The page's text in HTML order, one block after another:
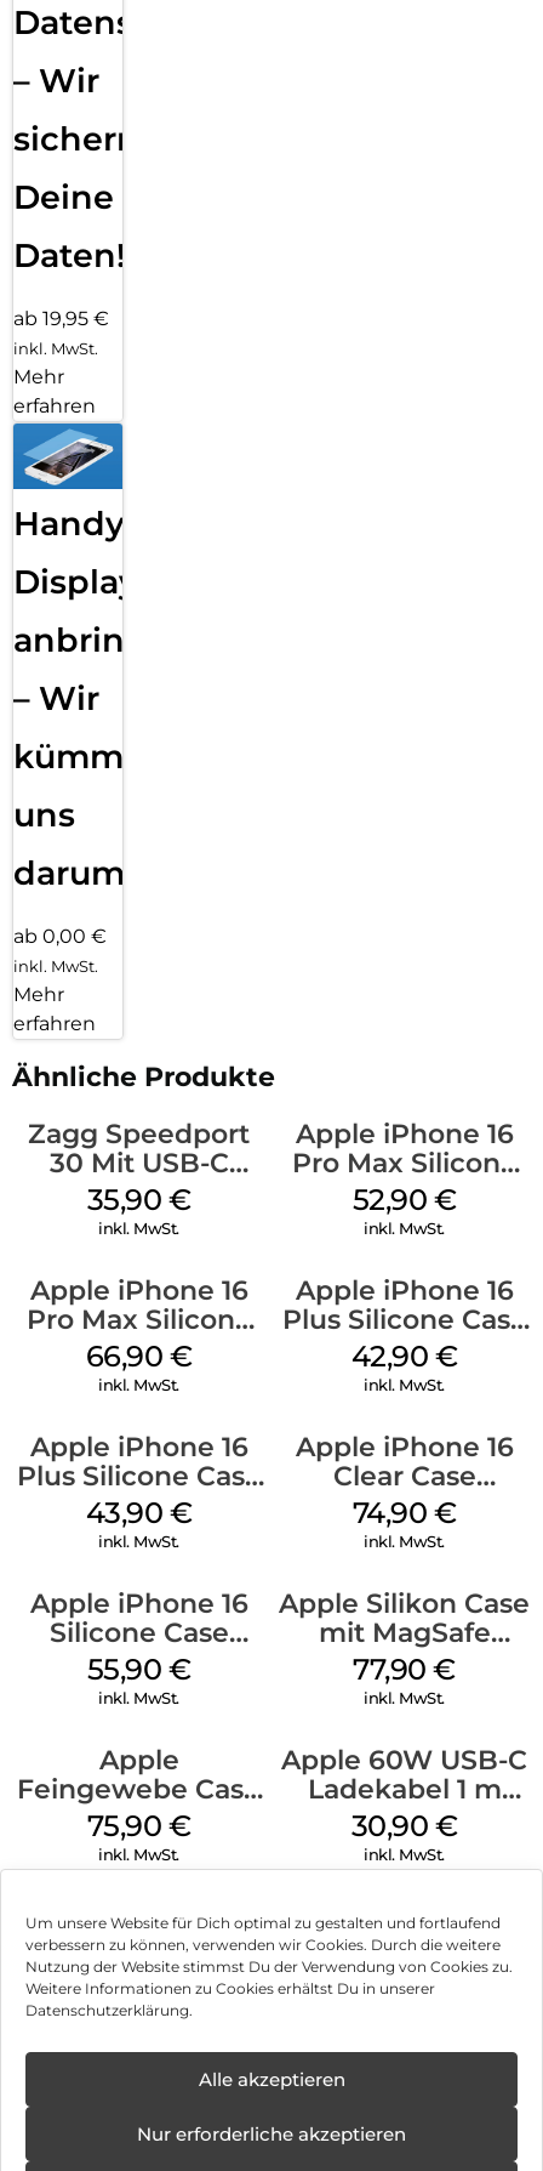
Um unsere Website für Dich optimal zu gestalten und fortlaufend
verbessern zu können, verwenden wir Cookies. Durch die weitere
Nutzung der Website stimmst Du der Verwendung von Cookies zu.
Weitere Informationen zu Cookies erhältst Du in unserer
Datenschutzerklärung.
Alle akzeptieren
Nur erforderliche akzeptieren
Datensicherung
– Wir
sichern
Deine
Daten!
ab 19,95 €
inkl. MwSt.
Mehr
erfahren
Handy
Displayfolie
anbringen
– Wir
kümmern
uns
darum!
ab 0,00 €
inkl. MwSt.
Mehr
erfahren
Ähnliche Produkte
Zagg Speedport
30 Mit USB-C
Kabel Weiß
35,90 €
inkl. MwSt.
Apple iPhone 16
Pro Max Silicone
Case MagSafe
Ultramarine
52,90 €
inkl. MwSt.
Apple iPhone 16
Pro Max Silicone
Case MagSafe
Black
66,90 €
inkl. MwSt.
Apple iPhone 16
Plus Silicone Case
MagSafe Plum
42,90 €
inkl. MwSt.
Apple iPhone 16
Plus Silicone Case
MagSafe Black
43,90 €
inkl. MwSt.
Apple iPhone 16
Clear Case
MagSafe
Transparent
74,90 €
inkl. MwSt.
Apple iPhone 16
Silicone Case
MagSafe
Ultramarine
55,90 €
inkl. MwSt.
Apple Silikon Case
mit MagSafe
iPhone 14 Pro
(PRODUCT)RED
77,90€
inkl. MwSt.
Apple
Feingewebe Case
iPhone 15 Pro
MagSafe Schwarz
75,90 €
inkl. MwSt.
Apple 60W USB-C
Ladekabel 1 m
Weiß
30,90 €
inkl. MwSt.
Impressum
Hinweis zur Batterieentsorgung